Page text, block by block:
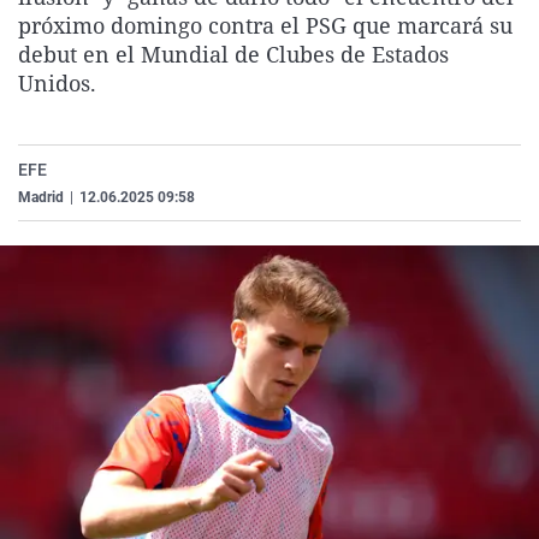
La rosa de los vientos
Gente viajera
Caso
Retornados
Operación Viuda
Extremadura
Galicia
Navarra
Virales
Televisión
próximo domingo contra el PSG que marcará su
debut en el Mundial de Clubes de Estados
Unidos.
EFE
Madrid 12.06.2025 09:58